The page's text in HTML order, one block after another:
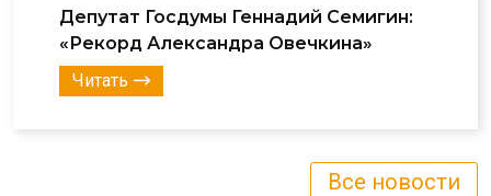
Депутат Госдумы Геннадий Семигин:
«Рекорд Александра Овечкина»
Читать
Все новости